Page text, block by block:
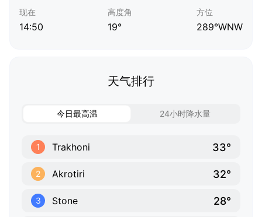
现在
14:50
高度角
19°
方位
289°WNW
天气排行
今日最高温 24小时降水量
1 Trakhoni 33°
2 Akrotiri 32°
3 Stone 28°